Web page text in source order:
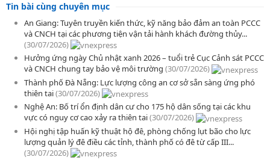
Tin bài cùng chuyên mục
An Giang: Tuyên truyền kiến thức, kỹ năng bảo đảm an toàn PCCC
và CNCH tại các phương tiện vận tải hành khách đường thủy...
(30/07/2026)
Hưởng ứng ngày Chủ nhật xanh 2026 – tuổi trẻ Cục Cảnh sát PCCC
và CNCH chung tay bảo vệ môi trường (30/07/2026)
Thành phố Đà Nẵng: Lực lượng công an cơ sở sẵn sàng ứng phó
thiên tai(30/07/2026)
Nghệ An: Bố trí ổn định dân cư cho 175 hộ dân sống tại các khu
vực có nguy cơ cao xảy ra thiên tai(30/07/2026)
Hội nghị tập huấn kỹ thuật hộ đê, phòng chống lụt bão cho lực
lượng quản lý đê điều các tỉnh, thành phố có đê từ cấp III...
(30/07/2026)